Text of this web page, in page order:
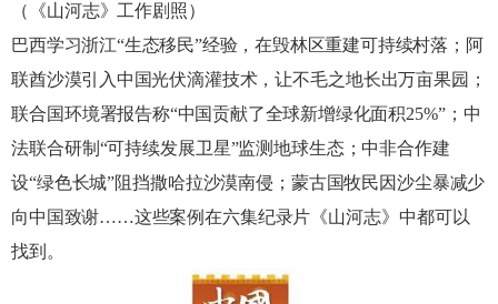
（《山河志》工作剧照）
巴西学习浙江“生态移民”经验，在毁林区重建可持续村落；阿
联酋沙漠引入中国光伏滴灌技术，让不毛之地长出万亩果园；
联合国环境署报告称“中国贡献了全球新增绿化面积25%”；中
法联合研制“可持续发展卫星”监测地球生态；中非合作建
设“绿色长城”阻挡撒哈拉沙漠南侵；蒙古国牧民因沙尘暴减少
向中国致谢……这些案例在六集纪录片《山河志》中都可以
找到。